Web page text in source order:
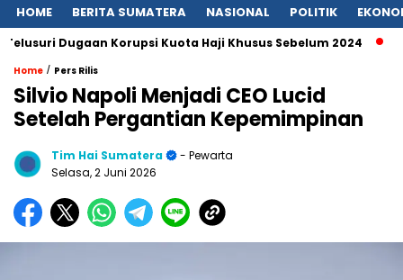
HOME BERITA SUMATERA NASIONAL POLITIK
Korupsi Kuota Haji Khusus Sebelum 2024 Erupsi
Home / Pers Rilis
Silvio Napoli Menjadi CEO Lucid
Setelah Pergantian Kepemimpinan
Tim Hai Sumatera
- Pewarta
Selasa, 2 Juni 2026